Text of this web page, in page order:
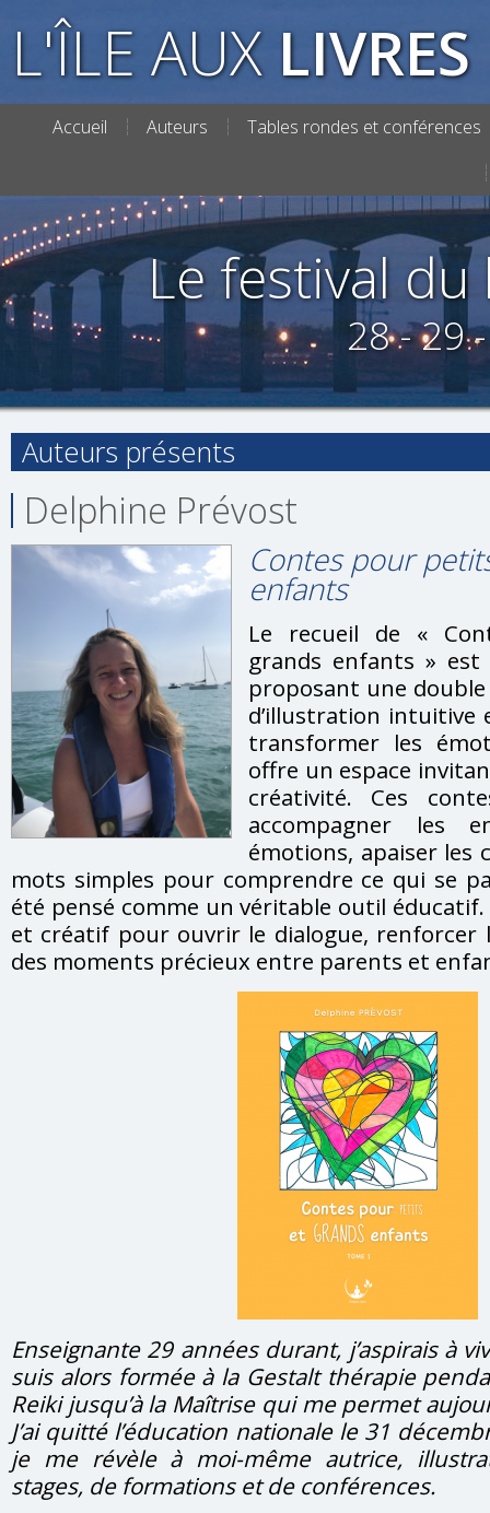
L'ÎLE AUX LIVRES
Accueil Auteurs Tables rondes et conférences
Le festival du
28 - 29
Auteurs présents
Delphine Prévost
Contes pour
enfants
Le recueil de «
grands enfants » est
proposant une
d’illustration intuitive
transformer les
offre un espace
créativité. Ces
accompagner les
émotions, apaiser les
mots simples pour comprendre ce qui se
été pensé comme un véritable outil éducatif.
et créatif pour ouvrir le dialogue, renforcer
des moments précieux entre parents et
Enseignante 29 années durant, j’aspirais à
suis alors formée à la Gestalt thérapie
Reiki jusqu’à la Maîtrise qui me permet
J’ai quitté l’éducation nationale le 31
je me révèle à moi-même autrice,
stages, de formations et de conférences.